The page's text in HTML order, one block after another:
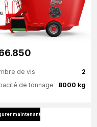
2
de vis
8000 kg
de tonnage
Plus d'information
maintenant